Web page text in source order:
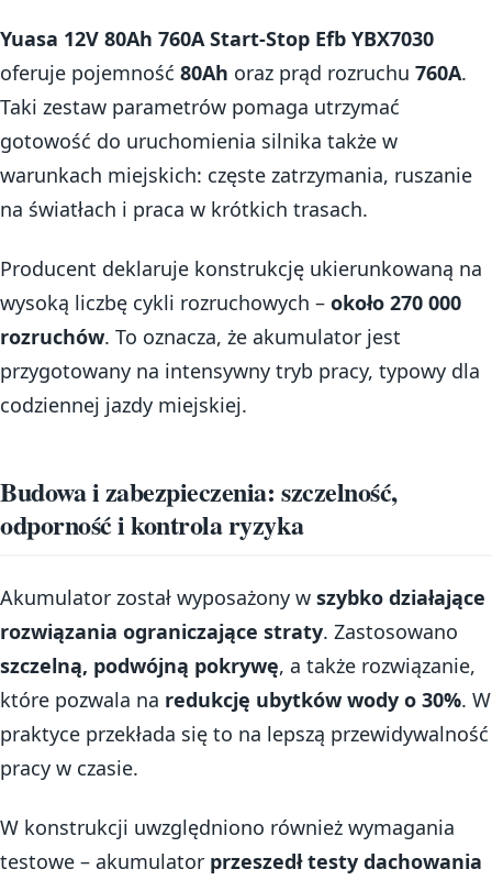
Yuasa 12V 80Ah 760A Start-Stop Efb YBX7030
oferuje pojemność 80Ah oraz prąd rozruchu 760A.
Taki zestaw parametrów pomaga utrzymać
gotowość do uruchomienia silnika także w
warunkach miejskich: częste zatrzymania, ruszanie
na światłach i praca w krótkich trasach.
Producent deklaruje konstrukcję ukierunkowaną na
wysoką liczbę cykli rozruchowych – około 270 000
rozruchów. To oznacza, że akumulator jest
przygotowany na intensywny tryb pracy, typowy dla
codziennej jazdy miejskiej.
Budowa i zabezpieczenia: szczelność,
odporność i kontrola ryzyka
Akumulator został wyposażony w szybko działające
rozwiązania ograniczające straty. Zastosowano
szczelną, podwójną pokrywę, a także rozwiązanie,
które pozwala na redukcję ubytków wody o 30%. W
praktyce przekłada się to na lepszą przewidywalność
pracy w czasie.
W konstrukcji uwzględniono również wymagania
testowe – akumulator przeszedł testy dachowania